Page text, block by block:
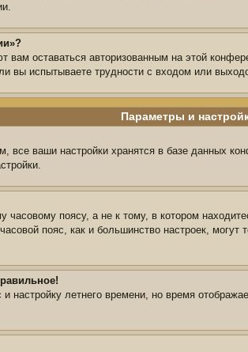
оставаться авторизованным на этой
вы испытываете трудности с входом или
Параметры и
все ваши настройки хранятся в базе данных
поясу, а не к тому, в котором
пояс, как и большинство настроек,
настройку летнего времени, но время